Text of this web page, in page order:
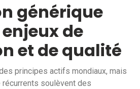
générique
de
et de qualité
principes actifs mondiaux, mais
soulèvent des